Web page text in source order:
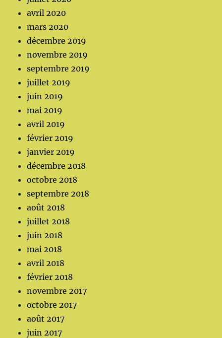
avril 2020
mars 2020
décembre 2019
novembre 2019
septembre 2019
juillet 2019
juin 2019
mai 2019
avril 2019
février 2019
janvier 2019
décembre 2018
octobre 2018
septembre 2018
août 2018
juillet 2018
juin 2018
mai 2018
avril 2018
février 2018
novembre 2017
octobre 2017
août 2017
juin 2017